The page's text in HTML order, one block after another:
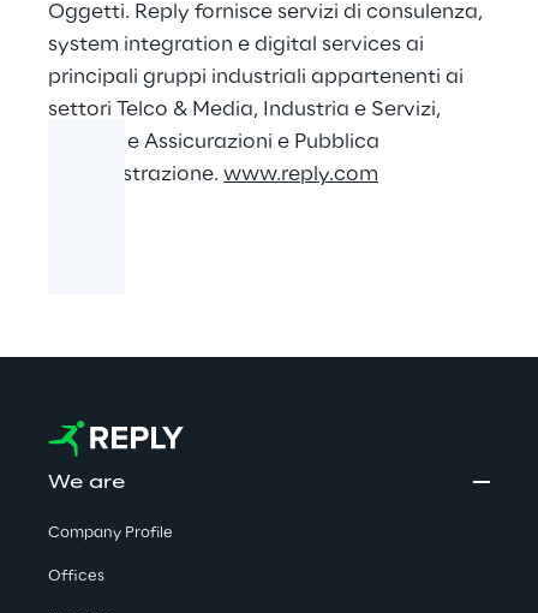
Oggetti. Reply fornisce servizi di consulenza,
system integration e digital services ai
principali gruppi industriali appartenenti ai
settori Telco & Media, Industria e Servizi,
Banche e Assicurazioni e Pubblica
Amministrazione. www.reply.com
We are
Company Profile
Offices